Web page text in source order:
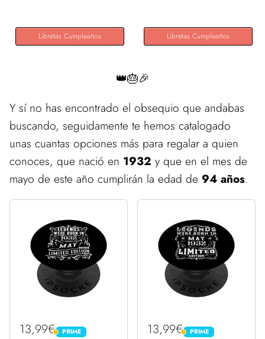
Libretas Cumpleaños Libretas Cumpleaños
👑🎂🎉
Y sí no has encontrado el obsequio que andabas
buscando, seguidamente te hemos catalogado
unas cuantas opciones más para regalar a quien
conoces, que nació en 1932 y que en el mes de
mayo de este año cumplirán la edad de 94 años.
13,99€ PRIME
PRIME 13,99€ PRIME
PRIME